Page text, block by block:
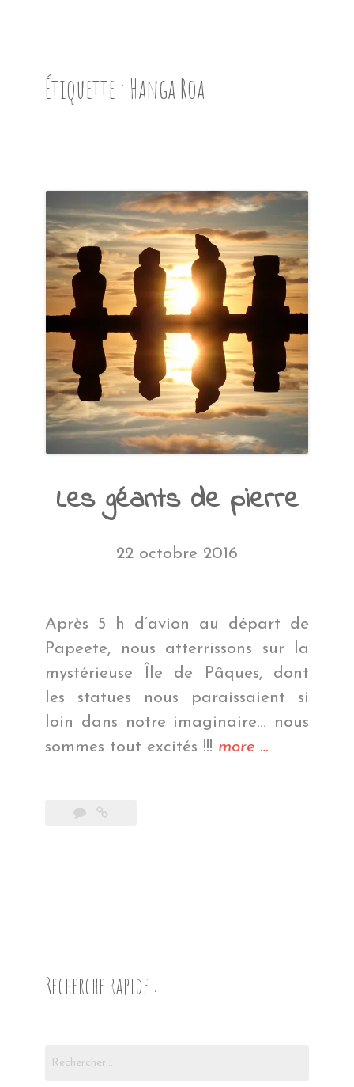
PRÉSENTATION
EN IMAGES
NOS BONNES ADRESSES
Étiquette : Hanga Roa
Les géants de pierre
22 octobre 2016
Après 5 h d’avion au départ de
Papeete, nous atterrissons sur la
mystérieuse Île de Pâques, dont
les statues nous paraissaient si
loin dans notre imaginaire… nous
sommes tout excités !!! more « Les
…
Recherche rapide :